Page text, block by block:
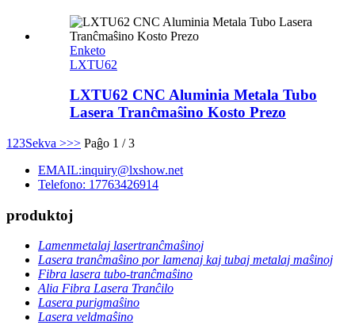
Enketo
LXTU62
LXTU62 CNC Aluminia Metala Tubo
Lasera Tranĉmaŝino Kosto Prezo
1 23Sekva >>> Paĝo 1 / 3
EMAIL:inquiry@lxshow.net
Telefono: 17763426914
produktoj
Lamenmetalaj lasertranĉmaŝinoj
Lasera tranĉmaŝino por lamenaj kaj tubaj metalaj maŝinoj
Fibra lasera tubo-tranĉmaŝino
Alia Fibra Lasera Tranĉilo
Lasera purigmaŝino
Lasera veldmaŝino